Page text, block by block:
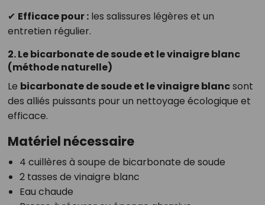
✔ Efficace pour :les salissures légères et un
entretien régulier.
2. Le bicarbonate de soude et le vinaigre blanc
(méthode naturelle)
Le bicarbonate de soude et le vinaigre blancsont
des alliés puissants pour un nettoyage écologique et
efficace.
Matériel nécessaire
4 cuillères à soupe de bicarbonate de soude
2 tasses de vinaigre blanc
Eau chaude